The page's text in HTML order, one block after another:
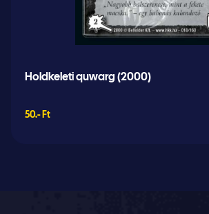
Holdkeleti quwarg (2000)
50.- Ft